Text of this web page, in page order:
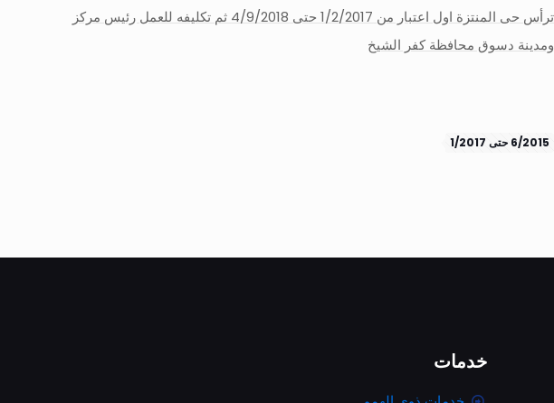
ترأس حى المنتزة اول اعتبار من 1/2/2017 حتى 4/9/2018 ثم تكليفه للعمل رئيس مركز
ومدينة دسوق محافظة كفر الشيخ
6/2015 حتى 1/2017
خدمات